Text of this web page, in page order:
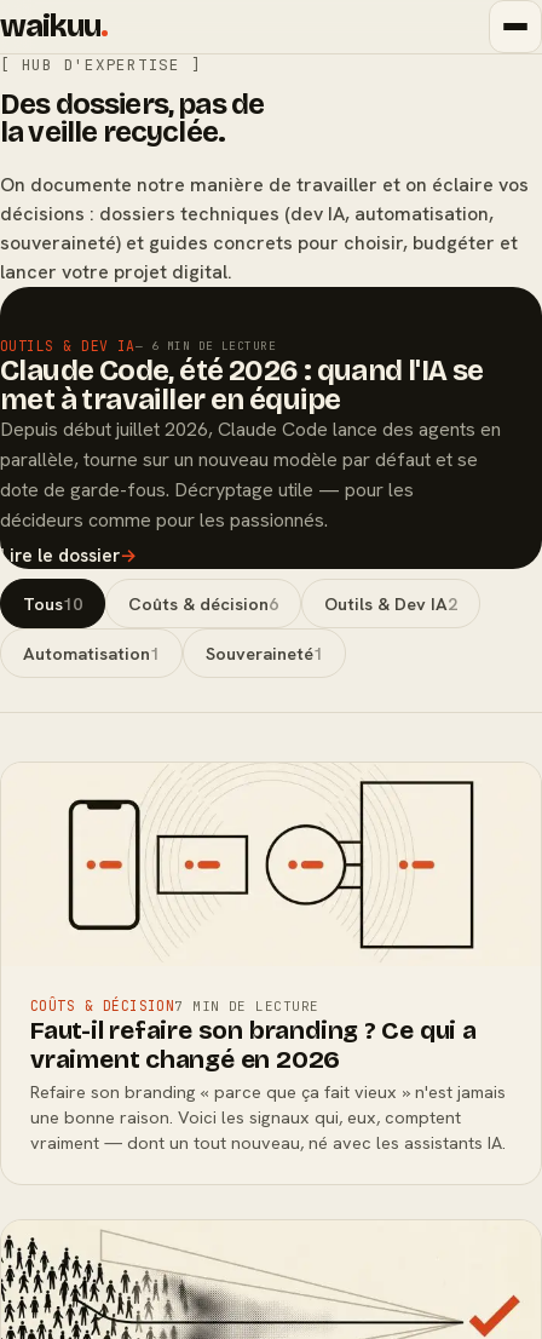
waikuu.
[ HUB D'EXPERTISE ]
Des dossiers, pas de
la veille recyclée.
On documente notre manière de travailler et on éclaire vos
décisions : dossiers techniques (dev IA, automatisation,
souveraineté) et guides concrets pour choisir, budgéter et
lancer votre projet digital.
OUTILS & DEV IA— 6 MIN DE LECTURE
Claude Code, été 2026 : quand l'IA se
met à travailler en équipe
Depuis début juillet 2026, Claude Code lance des agents en
parallèle, tourne sur un nouveau modèle par défaut et se
dote de garde-fous. Décryptage utile — pour les
décideurs comme pour les passionnés.
Lire le dossier→
Tous10 Coûts & décision6 Outils & Dev IA2
Automatisation1 Souveraineté1
COÛTS & DÉCISION7 MIN DE LECTURE
Faut-il refaire son branding ? Ce qui a
vraiment changé en 2026
Refaire son branding « parce que ça fait vieux » n'est jamais
une bonne raison. Voici les signaux qui, eux, comptent
vraiment — dont un tout nouveau, né avec les assistants IA.